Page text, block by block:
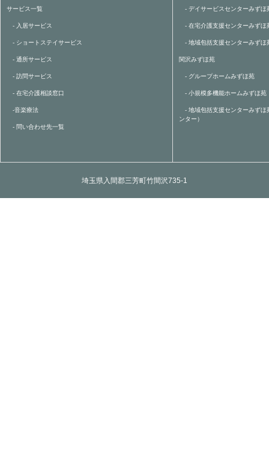
サービス一覧
- 入居サービス
- ショートステイサービス
- 通所サービス
- 訪問サービス
- 在宅介護相談窓口
-音楽療法
- 問い合わせ先一覧
- デイサービスセンターみずほ
- 在宅介護支援センターみずほ
- 地域包括支援センターみずほ
関沢みずほ苑
- グループホームみずほ苑
- 小規模多機能ホームみずほ苑
- 地域包括支援センターみずほ
ンター）
埼玉県入間郡三芳町竹間沢735-1